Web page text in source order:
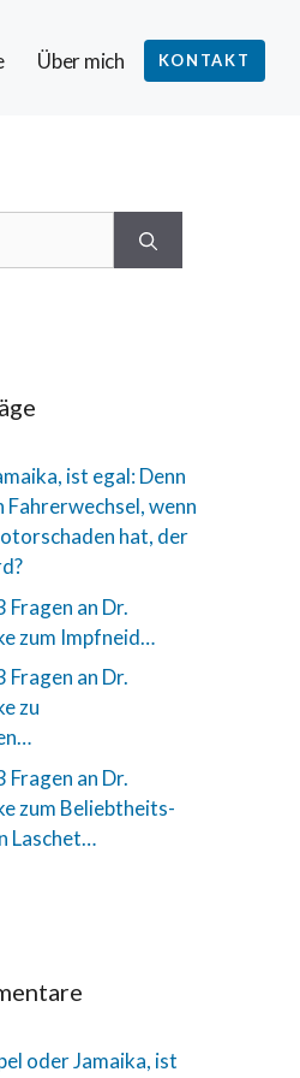
Über mich KONTAKT
ist egal: Denn
Fahrerwechsel, wenn
hat, der
Fragen an Dr.
zum Impfneid…
Fragen an Dr.
zu
Fragen an Dr.
zum Beliebtheits-
Laschet…
oder Jamaika, ist